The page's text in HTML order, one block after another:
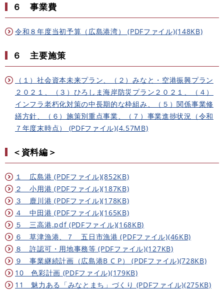
６ 事業費
令和８年度当初予算（広島港湾） (PDFファイル)(148KB)
６ 主要施策
（１）社会資本未来プラン、（２）みなと・空港振興プラン
２０２１、（３）ひろしま海岸防災プラン２０２１、（４）
インフラ老朽化対策の中長期的な枠組み、（５）関係事業修
繕方針、（６）施策別重点事業、（７）事業進捗状況（令和
７年度末時点） (PDFファイル)(4.57MB)
＜資料編＞
１ 広島港 (PDFファイル)(852KB)
２ 小用港 (PDFファイル)(187KB)
３ 鹿川港 (PDFファイル)(178KB)
４ 中田港 (PDFファイル)(165KB)
５ 三高港.pdf (PDFファイル)(168KB)
６ 草津漁港、７ 五日市漁港 (PDFファイル)(46KB)
８ 許認可・用地事務等 (PDFファイル)(127KB)
９ 事業継続計画（広島港B C P） (PDFファイル)(728KB)
10 色彩計画 (PDFファイル)(179KB)
11 魅力ある「みなとまち」づくり (PDFファイル)(275KB)